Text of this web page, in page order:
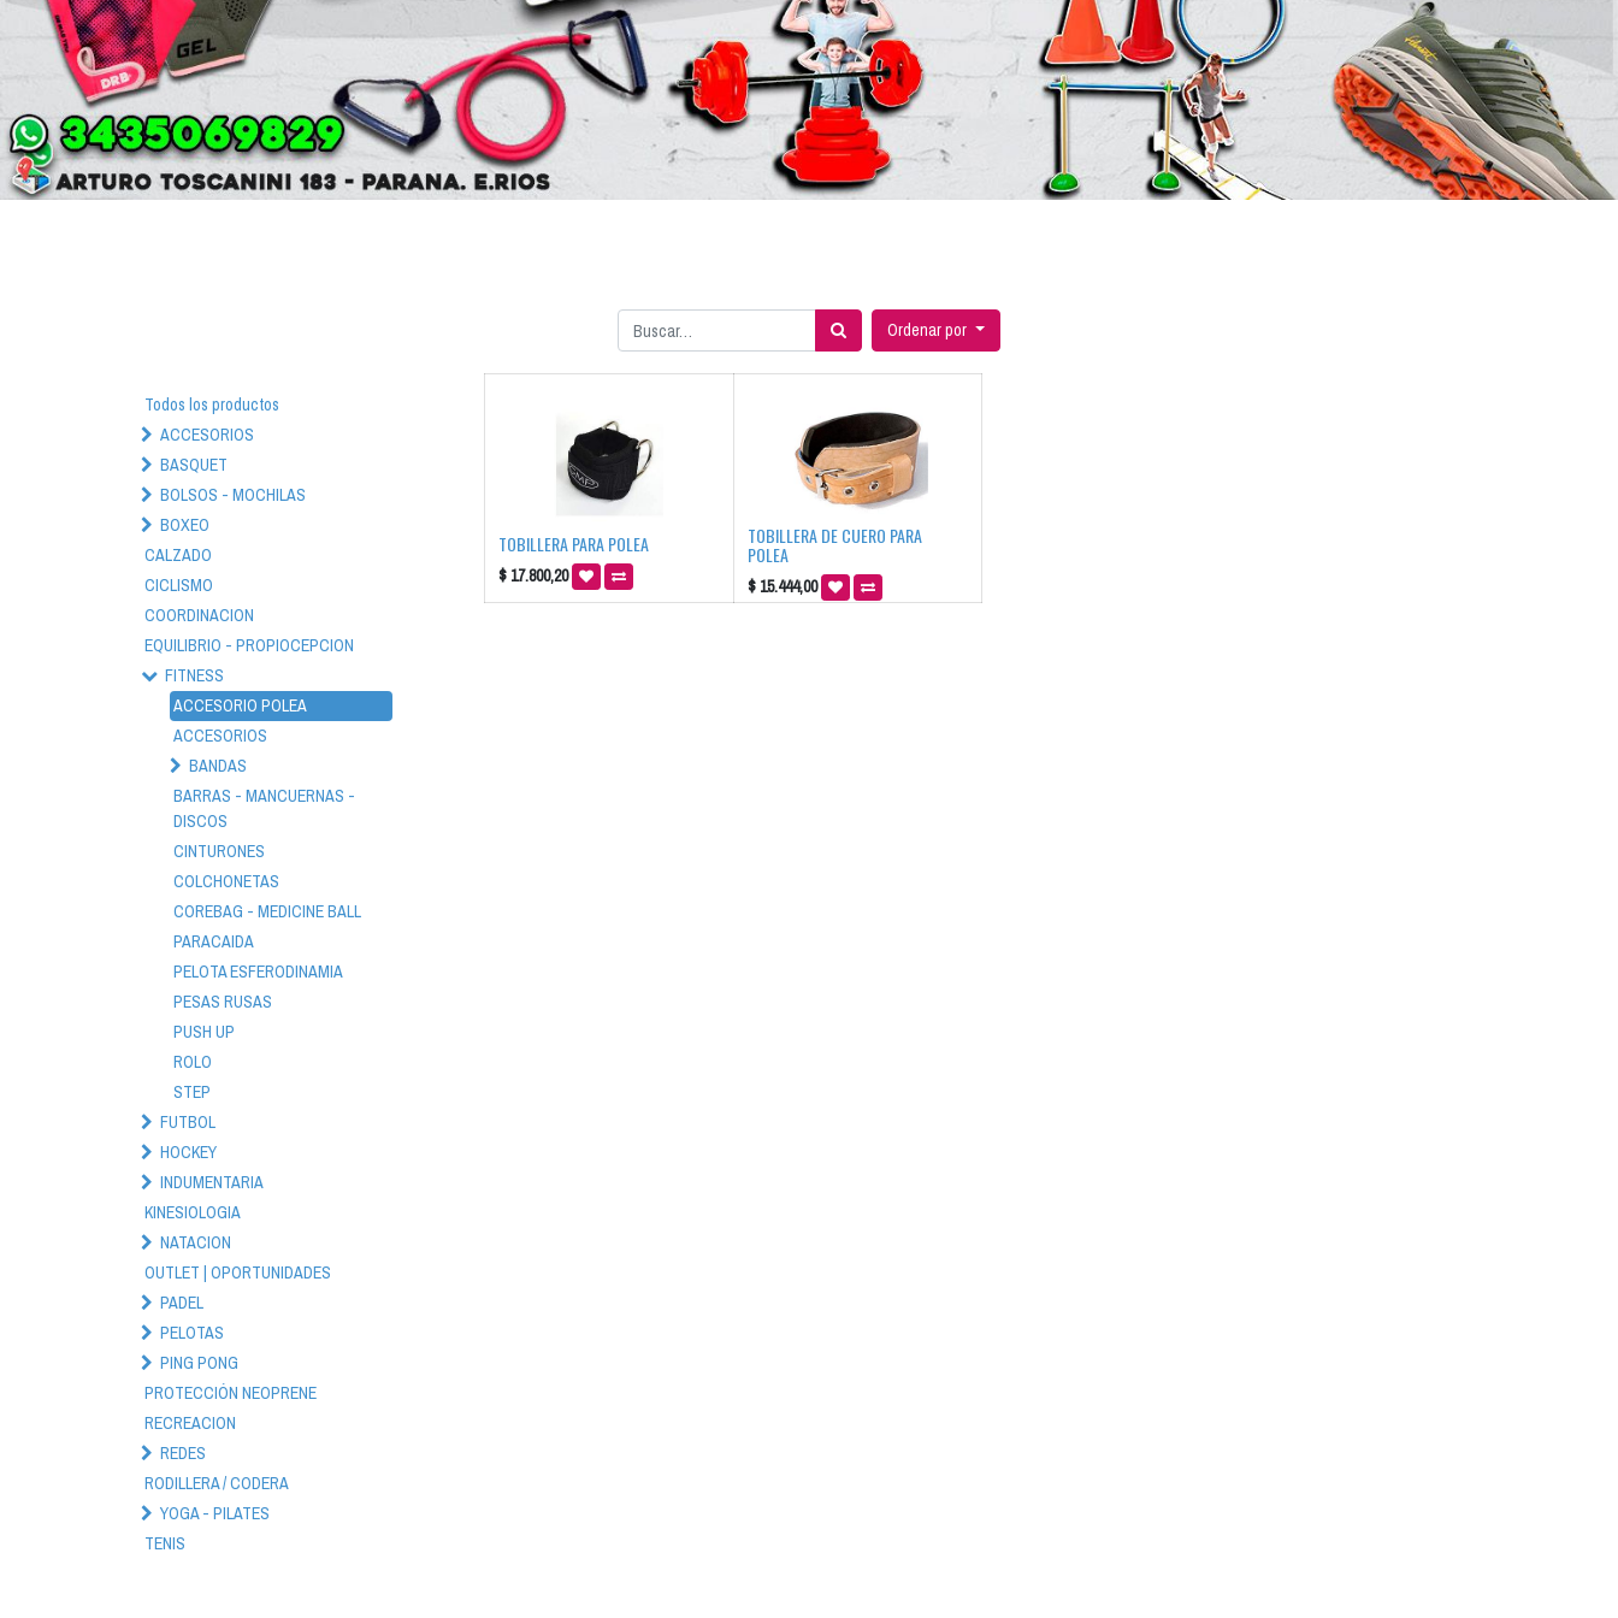
Ordenar por
Todos los productos
ACCESORIOS
BASQUET
BOLSOS - MOCHILAS
BOXEO
CALZADO
CICLISMO
COORDINACION
EQUILIBRIO - PROPIOCEPCION
FITNESS
ACCESORIO POLEA
ACCESORIOS
BANDAS
BARRAS - MANCUERNAS -
DISCOS
CINTURONES
COLCHONETAS
COREBAG - MEDICINE BALL
PARACAIDA
PELOTA ESFERODINAMIA
PESAS RUSAS
PUSH UP
ROLO
STEP
FUTBOL
HOCKEY
INDUMENTARIA
KINESIOLOGIA
NATACION
OUTLET | OPORTUNIDADES
PADEL
PELOTAS
PING PONG
PROTECCIÓN NEOPRENE
RECREACION
REDES
RODILLERA / CODERA
YOGA - PILATES
TENIS
TOBILLERA PARA POLEA
$ 17.800,20
TOBILLERA DE CUERO PARA
POLEA
$ 15.444,00